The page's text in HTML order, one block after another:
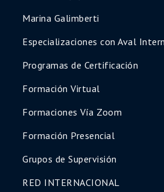
Marina Galimberti
Especializaciones con Aval
Programas de Certificación
Formación Virtual
Formaciones Vía Zoom
Formación Presencial
Grupos de Supervisión
RED INTERNACIONAL
con materiales
profesionales al
desarrollo
👉 ¡Quiero
ahora!